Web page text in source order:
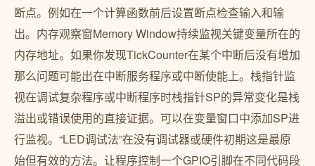
断点。例如在一个计算函数前后设置断点检查输入和输
出。内存观察窗Memory Window持续监视关键变量所在的
内存地址。如果你发现TickCounter在某个中断后没有增加
那么问题可能出在中断服务程序或中断使能上。栈指针监
视在调试复杂程序或中断程序时栈指针SP的异常变化是栈
溢出或错误使用的直接证据。可以在变量窗口中添加SP进
行监视。“LED调试法”在没有调试器或硬件初期这是最原
始但有效的方法。让程序控制一个GPIO引脚在不同代码段